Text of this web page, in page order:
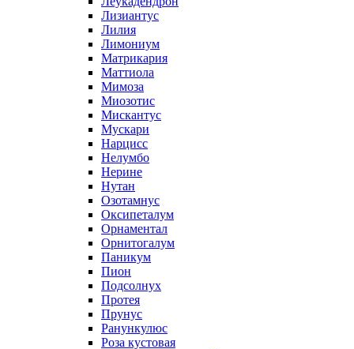
Лизиантус
Лилия
Лимониум
Матрикария
Маттиола
Мимоза
Миозотис
Мискантус
Мускари
Нарцисс
Нелумбо
Нерине
Нутан
Озотамнус
Оксипеталум
Орнаментал
Орнитогалум
Паникум
Пион
Подсолнух
Протея
Прунус
Ранункулюс
Роза кустовая